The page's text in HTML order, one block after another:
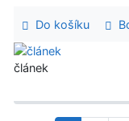
Do košíku
článek